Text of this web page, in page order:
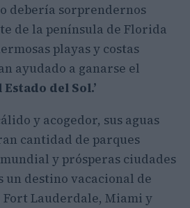
debería sorprendernos
de la península de Florida
playas y costas
ayudado a ganarse el
Estado del Sol.’
y acogedor, sus aguas
cantidad de parques
y prósperas ciudades
un destino vacacional de
Lauderdale, Miami y